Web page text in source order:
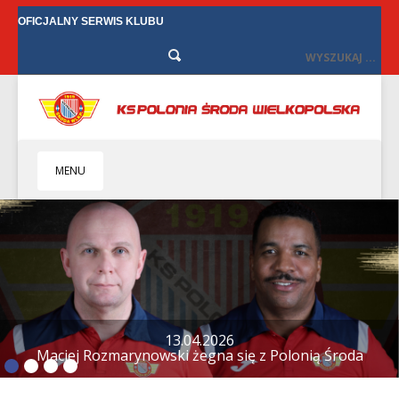
OFICJALNY SERWIS KLUBU
MENU
HOME
KLUB
BIZNES
SENIORZY
SENIORKI
BILETY
13.04.2026
Maciej Rozmarynowski żegna się z Polonią Środa